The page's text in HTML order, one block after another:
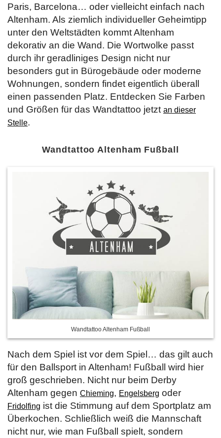
Paris, Barcelona… oder vielleicht einfach nach
Altenham. Als ziemlich individueller Geheimtipp
unter den Weltstädten kommt Altenham
dekorativ an die Wand. Die Wortwolke passt
durch ihr geradliniges Design nicht nur
besonders gut in Bürogebäude oder moderne
Wohnungen, sondern findet eigentlich überall
einen passenden Platz. Entdecken Sie Farben
und Größen für das Wandtattoo jetzt an dieser
Stelle.
Wandtattoo Altenham Fußball
Wandtattoo Altenham Fußball
Nach dem Spiel ist vor dem Spiel… das gilt auch
für den Ballsport in Altenham! Fußball wird hier
groß geschrieben. Nicht nur beim Derby
Altenham gegen Chieming, Engelsberg oder
Fridolfing ist die Stimmung auf dem Sportplatz am
Überkochen. Schließlich weiß die Mannschaft
nicht nur, wie man Fußball spielt, sondern